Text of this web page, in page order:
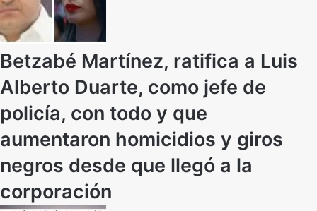
Betzabé Martínez, ratifica a Luis
Alberto Duarte, como jefe de
policía, con todo y que
aumentaron homicidios y giros
negros desde que llegó a la
corporación